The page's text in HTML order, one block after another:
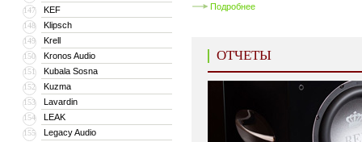
147 KEF
148 Klipsch
149 Krell
150 Kronos Audio
151 Kubala Sosna
152 Kuzma
153 Lavardin
154 LEAK
155 Legacy Audio
Подробнее
ОТЧЕТЫ